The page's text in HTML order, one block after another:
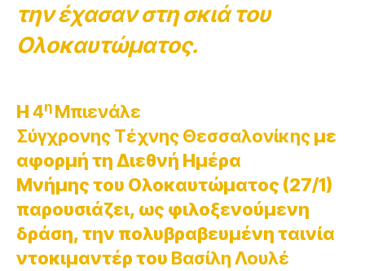
την έχασαν στη σκιά του
Ολοκαυτώματος.
Η4η Μπιενάλε
Σύγχρονης Τέχνης Θεσσαλονίκηςμε
αφορμή τη Διεθνή Ημέρα
Μνήμης του Ολοκαυτώματος (27/1)
παρουσιάζει, ως φιλοξενούμενη
δράση, την πολυβραβευμένη ταινία
ντοκιμαντέρ του Βασίλη Λουλέ